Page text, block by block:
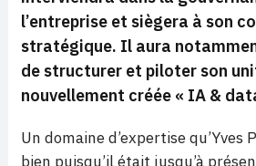
l’entreprise et siègera à son
stratégique. Il aura
de structurer et piloter son
nouvellement créée « IA &
Un domaine d’expertise
bien puisqu’il était jusqu’à